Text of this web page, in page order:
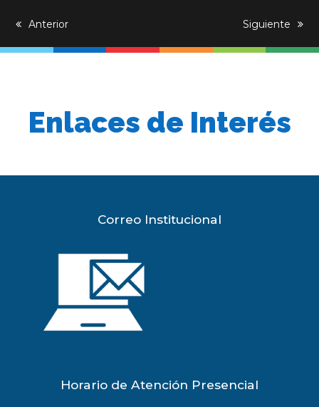
previous
Anterior
next
Siguiente
Enlaces de Interés
Correo Institucional
Horario de Atención Presencial